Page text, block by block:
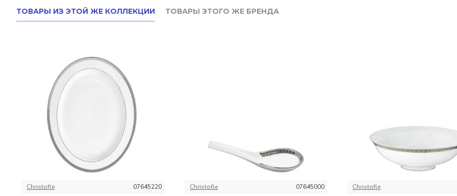
ТОВАРЫ ИЗ ЭТОЙ ЖЕ КОЛЛЕКЦИИ ТОВАРЫ ЭТОГО ЖЕ БРЕНДА
Christofle 07645220 Christofle 07645000 Christofle